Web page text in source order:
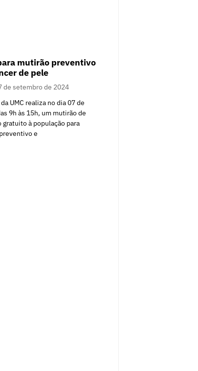
mutirão preventivo
de pele
de setembro de 2024
UMC realiza no dia 07 de
9h às 15h, um mutirão de
à população para
e